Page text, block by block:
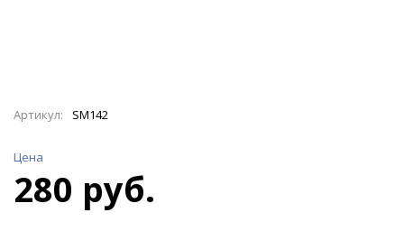
Артикул: SM142
Цена
280 руб.